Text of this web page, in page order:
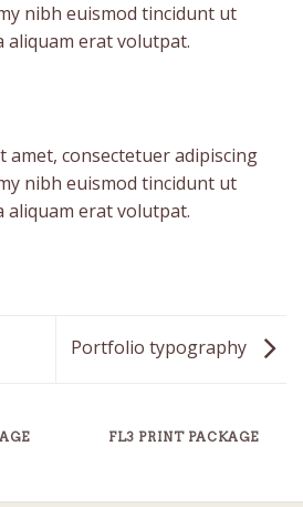
nibh euismod tincidunt ut
aliquam erat volutpat.
amet, consectetuer adipiscing
nibh euismod tincidunt ut
aliquam erat volutpat.
Portfolio typography
FL3 PRINT PACKAGE